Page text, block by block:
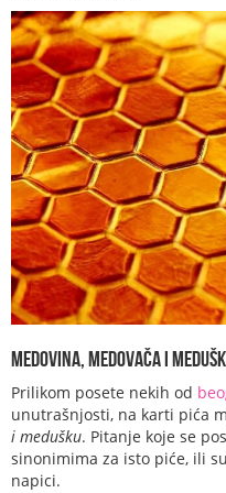
Medovina, medovača i
Prilikom posete nekih od
unutrašnjosti, na karti pića
i medušku. Pitanje koje se
sinonimima za isto piće, ili
napici.